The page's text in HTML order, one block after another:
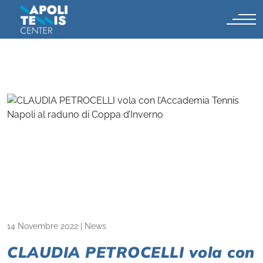
14 Novembre 2022 News
CLAUDIA PETROCELLI vola con